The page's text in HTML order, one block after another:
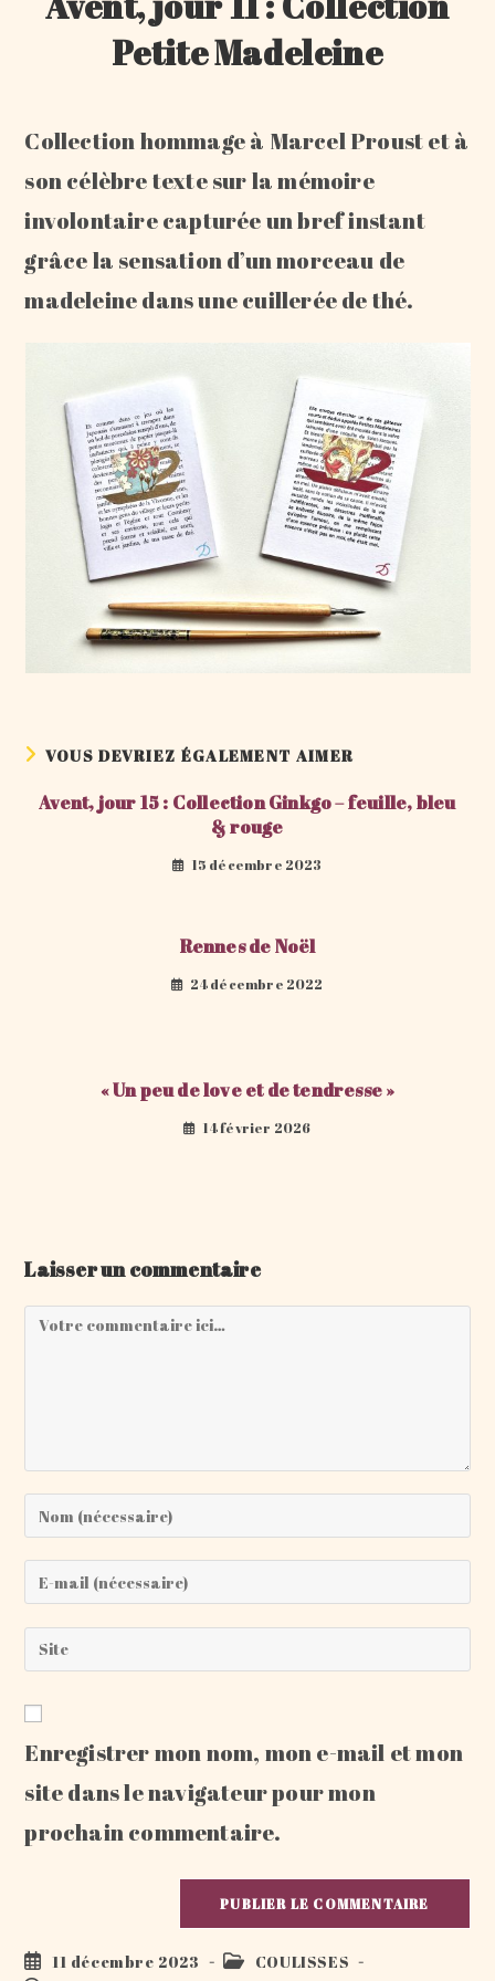
Petite Madeleine
Collection hommage à Marcel Proust et à
son célèbre texte sur la mémoire
involontaire capturée un bref instant
grâce la sensation d’un morceau de
madeleine dans une cuillerée de thé.
VOUS DEVRIEZ ÉGALEMENT AIMER
Avent, jour 15 : Collection Ginkgo – feuille, bleu
& rouge
15 décembre 2023
Rennes de Noël
24 décembre 2022
« Un peu de love et de tendresse »
14 février 2026
Laisser un commentaire
Comment
Enter
your
name
or
to
comment
Enter
your
email
address
comment
Saisir
l’URL
votre
site
Enregistrer mon nom, mon e-mail et mon
site dans le navigateur pour mon
prochain commentaire.
Publication
11 décembre 2023
PostCOULISSES